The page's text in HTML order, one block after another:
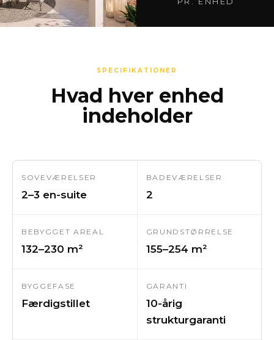
SPECIFIKATIONER
Hvad hver enhed
indeholder
SOVEVÆRELSER
2–3 en-suite
BADEVÆRELSER
2
BEBYGGET AREAL
132–230 m²
GRUNDSTØRRELSE
155–254 m²
BYGGEFASE
Færdigstillet
GARANTI
10-årig
strukturgaranti